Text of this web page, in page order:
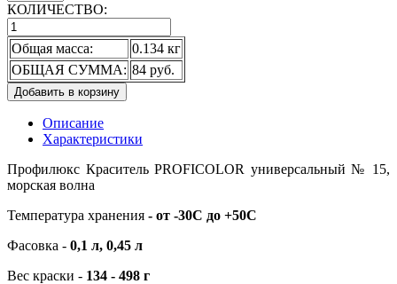
КОЛИЧЕСТВО:
Общая масса:
0.134 кг
ОБЩАЯ СУММА: 84 руб.
Добавить в корзину
Описание
Характеристики
Профилюкс Краситель PROFICOLOR универсальный № 15,
морская волна
Температура хранения - от -30С до +50С
Фасовка - 0,1 л, 0,45 л
Вес краски - 134 - 498 г